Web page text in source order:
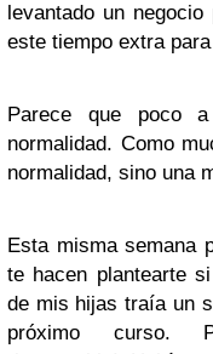
levantado un
este tiempo extra
Parece que poco
normalidad. Como
normalidad, sino una
Esta misma semana
te hacen plantearte
de mis hijas traía un
próximo curso.